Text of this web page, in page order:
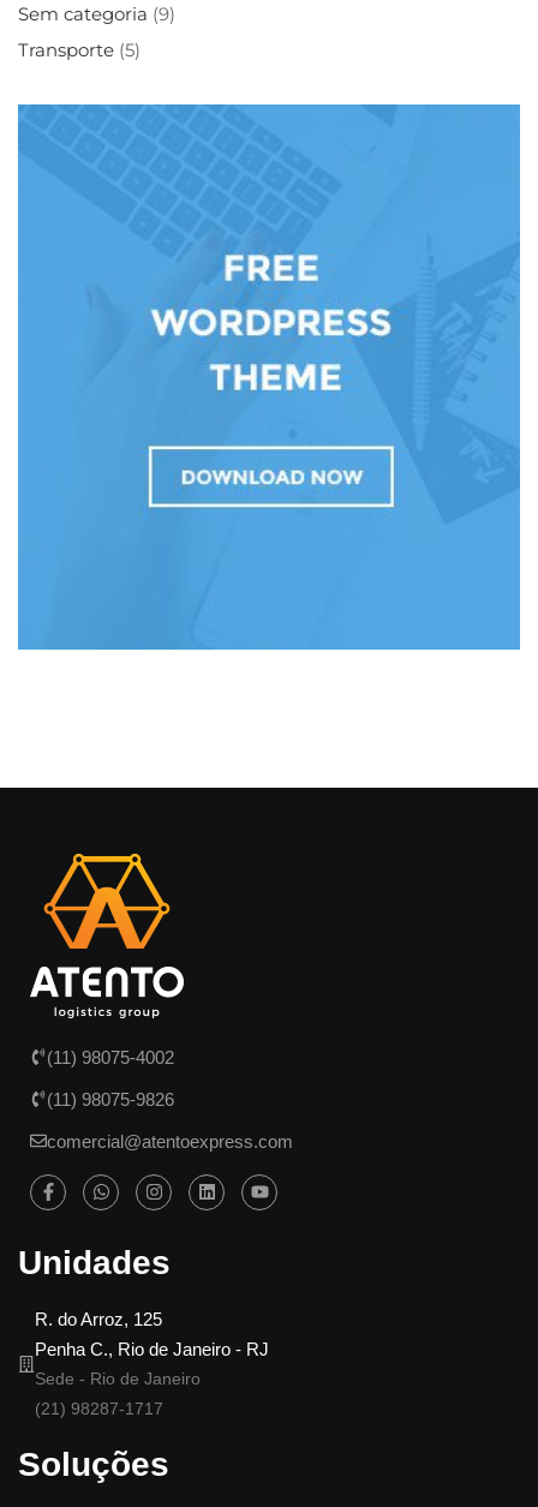
Sem categoria (9)
Transporte (5)
(11) 98075-4002
(11) 98075-9826
comercial@atentoexpress.com
Unidades
R. do Arroz, 125
Penha C., Rio de Janeiro - RJ
Sede - Rio de Janeiro
(21) 98287-1717
Soluções